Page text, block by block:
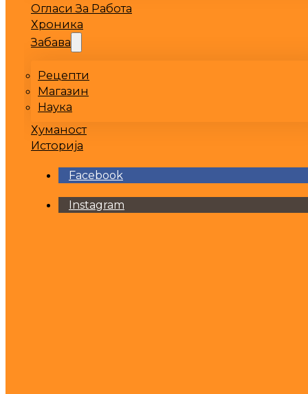
Огласи За Работа
Хроника
Забава
Рецепти
Магазин
Наука
Хуманост
Историја
Facebook
Instagram